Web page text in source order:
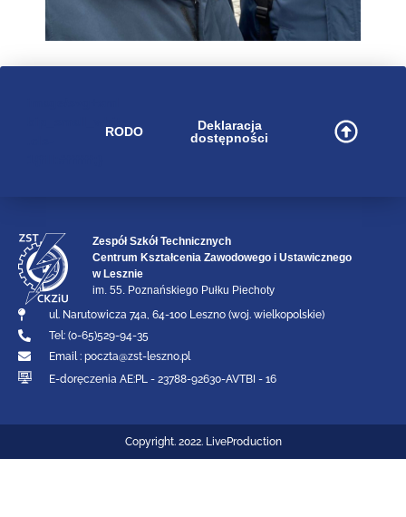
RODO
Deklaracja
dostępności
Zespół Szkół Technicznych
Centrum Kształcenia Zawodowego i Ustawicznego
w Lesznie
im. 55. Poznańskiego Pułku Piechoty
ul. Narutowicza 74a, 64-100 Leszno (woj. wielkopolskie)
Tel: (0-65)529-94-35
Email : poczta@zst-leszno.pl
E-doręczenia AE:PL - 23788-92630-AVTBI - 16
Copyright. 2022. LiveProduction